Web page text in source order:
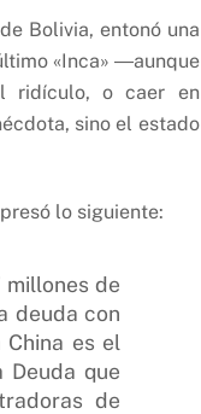
Bolivia, entonó una
«Inca» ―aunque
ridículo, o caer en
sino el estado
lo siguiente:
millones de
deuda con
es el
Deuda que
de